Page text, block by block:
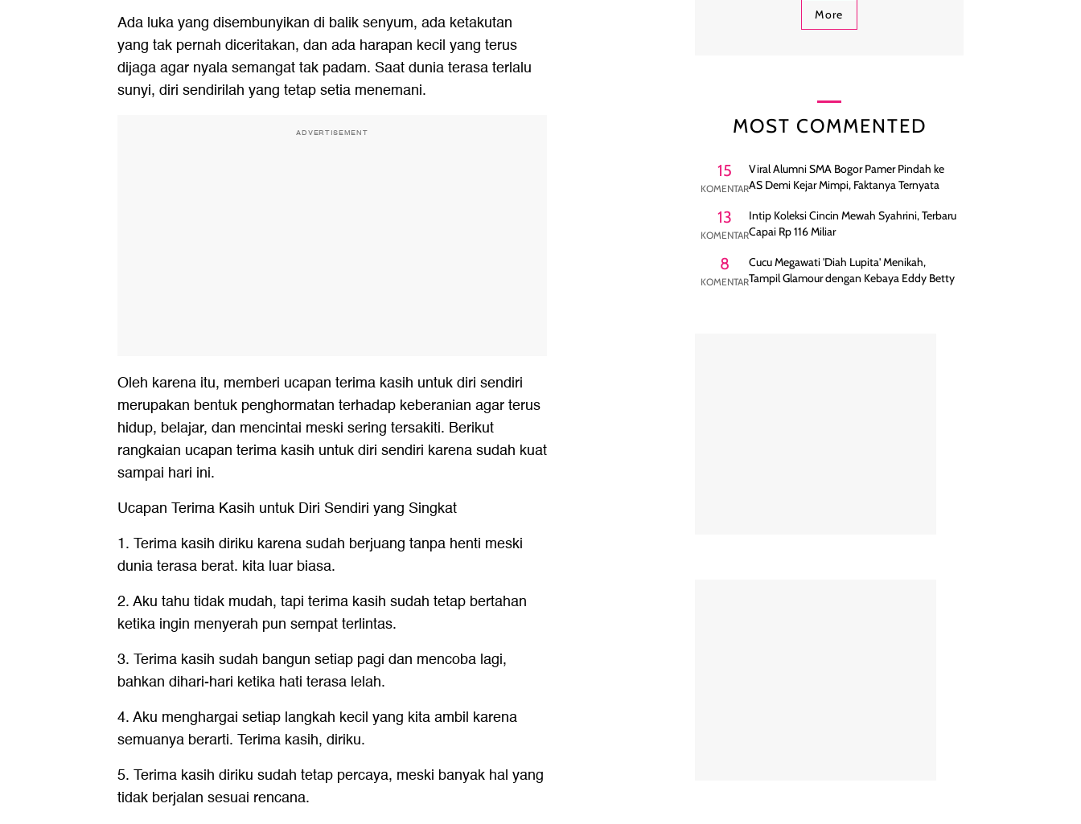
Ada luka yang disembunyikan di balik senyum, ada ketakutan
yang tak pernah diceritakan, dan ada harapan kecil yang terus
dijaga agar nyala semangat tak padam. Saat dunia terasa terlalu
sunyi, diri sendirilah yang tetap setia menemani.
ADVERTISEMENT
Oleh karena itu, memberi ucapan terima kasih untuk diri sendiri
merupakan bentuk penghormatan terhadap keberanian agar terus
hidup, belajar, dan mencintai meski sering tersakiti. Berikut
rangkaian ucapan terima kasih untuk diri sendiri karena sudah kuat
sampai hari ini.
Ucapan Terima Kasih untuk Diri Sendiri yang Singkat
1. Terima kasih diriku karena sudah berjuang tanpa henti meski
dunia terasa berat. kita luar biasa.
2. Aku tahu tidak mudah, tapi terima kasih sudah tetap bertahan
ketika ingin menyerah pun sempat terlintas.
3. Terima kasih sudah bangun setiap pagi dan mencoba lagi,
bahkan dihari-hari ketika hati terasa lelah.
4. Aku menghargai setiap langkah kecil yang kita ambil karena
semuanya berarti. Terima kasih, diriku.
5. Terima kasih diriku sudah tetap percaya, meski banyak hal yang
tidak berjalan sesuai rencana.
More
MOST COMMENTED
15
KOMENTAR
Viral Alumni SMA Bogor Pamer Pindah ke
AS Demi Kejar Mimpi, Faktanya Ternyata
13
KOMENTAR
Intip Koleksi Cincin Mewah Syahrini, Terbaru
Capai Rp 116 Miliar
8
KOMENTAR
Cucu Megawati 'Diah Lupita' Menikah,
Tampil Glamour dengan Kebaya Eddy Betty